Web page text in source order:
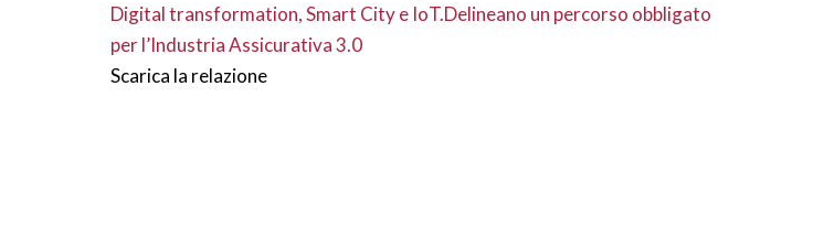
Digital transformation, Smart City e IoT.Delineano un percorso obbligato
per l’Industria Assicurativa 3.0
Scarica la relazione